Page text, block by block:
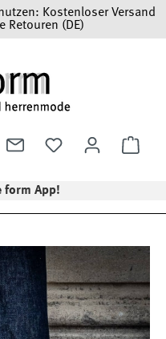
Kostenloser Versand
Retouren (DE)
form App!